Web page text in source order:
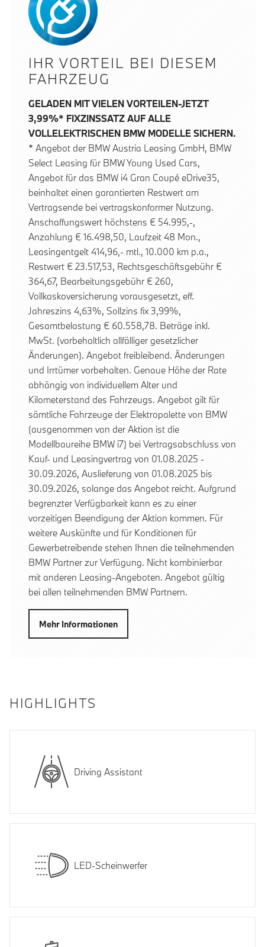
IHR VORTEIL BEI DIESEM
FAHRZEUG
GELADEN MIT VIELEN VORTEILEN-JETZT
3,99%* FIXZINSSATZ AUF ALLE
VOLLELEKTRISCHEN BMW MODELLE SICHERN.
* Angebot der BMW Austria Leasing GmbH, BMW
Select Leasing für BMW Young Used Cars,
Angebot für das BMW i4 Gran Coupé eDrive35,
beinhaltet einen garantierten Restwert am
Vertragsende bei vertragskonformer Nutzung.
Anschaffungswert höchstens € 54.995,-,
Anzahlung € 16.498,50, Laufzeit 48 Mon.,
Leasingentgelt 414,96,- mtl., 10.000 km p.a.,
Restwert € 23.517,53, Rechtsgeschäftsgebühr €
364,67, Bearbeitungsgebühr € 260,
Vollkaskoversicherung vorausgesetzt, eff.
Jahreszins 4,63%, Sollzins fix 3,99%,
Gesamtbelastung € 60.558,78. Beträge inkl.
MwSt. (vorbehaltlich allfälliger gesetzlicher
Änderungen). Angebot freibleibend. Änderungen
und Irrtümer vorbehalten. Genaue Höhe der Rate
abhängig von individuellem Alter und
Kilometerstand des Fahrzeugs. Angebot gilt für
sämtliche Fahrzeuge der Elektropalette von BMW
(ausgenommen von der Aktion ist die
Modellbaureihe BMW i7) bei Vertragsabschluss von
Kauf- und Leasingvertrag von 01.08.2025 -
30.09.2026, Auslieferung von 01.08.2025 bis
30.09.2026, solange das Angebot reicht. Aufgrund
begrenzter Verfügbarkeit kann es zu einer
vorzeitigen Beendigung der Aktion kommen. Für
weitere Auskünfte und für Konditionen für
Gewerbetreibende stehen Ihnen die teilnehmenden
BMW Partner zur Verfügung. Nicht kombinierbar
mit anderen Leasing-Angeboten. Angebot gültig
bei allen teilnehmenden BMW Partnern.
Mehr Informationen
HIGHLIGHTS
Driving Assistant
LED-Scheinwerfer